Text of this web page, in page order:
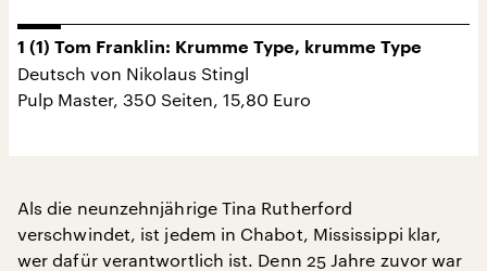
1 (1) Tom Franklin: Krumme Type, krumme Type
Deutsch von Nikolaus Stingl
Pulp Master, 350 Seiten, 15,80 Euro
Als die neunzehnjährige Tina Rutherford
verschwindet, ist jedem in Chabot, Mississippi klar,
wer dafür verantwortlich ist. Denn 25 Jahre zuvor war